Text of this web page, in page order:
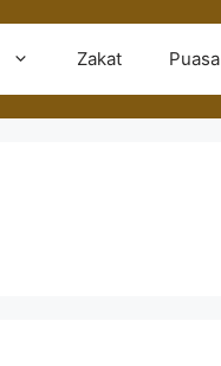
Zakat Puasa